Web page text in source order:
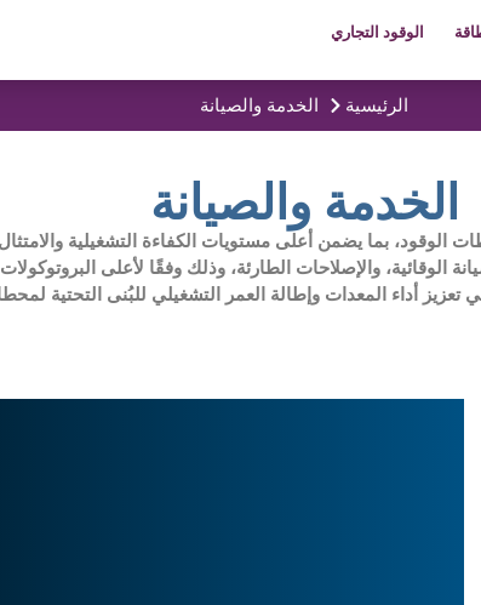
الوقود التجاري
الرئيسية الخدمة والصيانة
الخدمة والصيانة
بما يضمن أعلى مستويات الكفاءة التشغيلية والامتثال
والإصلاحات الطارئة، وذلك وفقًا لأعلى
أداء المعدات وإطالة العمر التشغيلي للبُنى التحتية